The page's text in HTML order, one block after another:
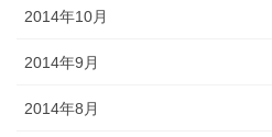
2014年10月
2014年9月
2014年8月